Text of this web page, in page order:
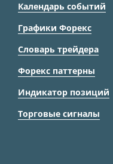
Календарь событий
Графики Форекс
Словарь трейдера
Форекс паттерны
Индикатор позиций
Торговые сигналы